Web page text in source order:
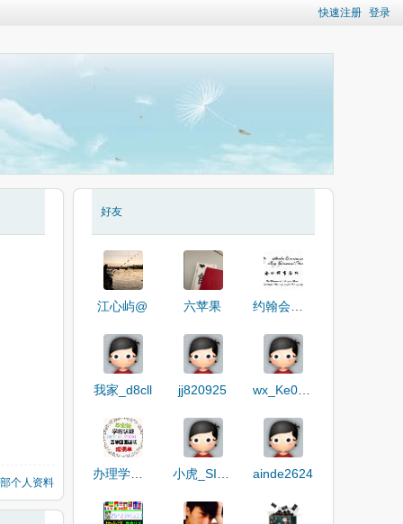
快速注册 登录
个人资料
好友
江心屿@ 六苹果 约翰会计事务所
我家_d8cll jj820925 wx_Ke0GBBBW
办理学历认证 ainde2624